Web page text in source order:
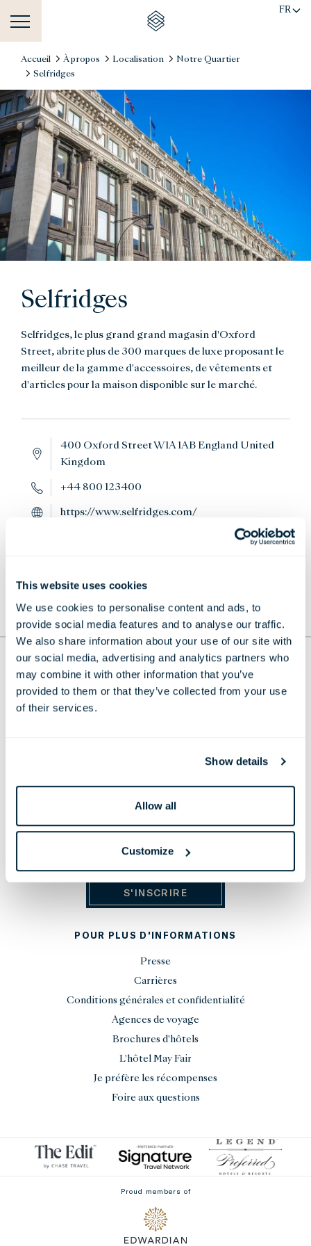
This website uses cookies
We use cookies to personalise content and ads, to
provide social media features and to analyse our traffic.
We also share information about your use of our site with
our social media, advertising and analytics partners who
may combine it with other information that you’ve
provided to them or that they’ve collected from your use
of their services.
Show details
Allow all
Customize
FR
Accueil À propos Localisation
Notre Quartier
Selfridges
Selfridges
Selfridges, le plus grand grand magasin d'Oxford
Street, abrite plus de 300 marques de luxe proposant le
meilleur de la gamme d'accessoires, de vêtements et
d'articles pour la maison disponible sur le marché.
400 Oxford Street W1A 1AB England United
Kingdom
+44 800 123400
https://www.selfridges.com/
VERS LE HAUT
THE LONDONER
38 Leicester Square, London,
press@thelondoner.com
RESTEZ INFORMÉ
S'INSCRIRE
POUR PLUS D'INFORMATIONS
Presse
Carrières
Conditions générales et confidentialité
Agences de voyage
Brochures d'hôtels
L'hôtel May Fair
Je préfère les récompenses
Foire aux questions
Proud members of